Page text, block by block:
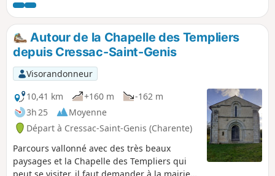
puits remarquables et beaucoup de
bovins, des prairies et des bois.
Autour de la Chapelle des Templiers
depuis Cressac-Saint-Genis
Visorandonneur
10,41 km
+160 m
-162 m
3h 25
Moyenne
Départ à Cressac-Saint-Genis (Charente)
Parcours vallonné avec des très beaux
paysages et la Chapelle des Templiers qui